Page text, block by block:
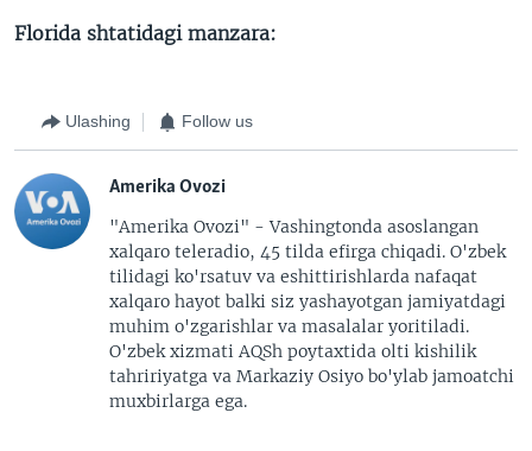
Florida shtatidagi manzara:
Ulashing Follow us
Amerika Ovozi
"Amerika Ovozi" - Vashingtonda asoslangan
xalqaro teleradio, 45 tilda efirga chiqadi. O'zbek
tilidagi ko'rsatuv va eshittirishlarda nafaqat
xalqaro hayot balki siz yashayotgan jamiyatdagi
muhim o'zgarishlar va masalalar yoritiladi.
O'zbek xizmati AQSh poytaxtida olti kishilik
tahririyatga va Markaziy Osiyo bo'ylab jamoatchi
muxbirlarga ega.